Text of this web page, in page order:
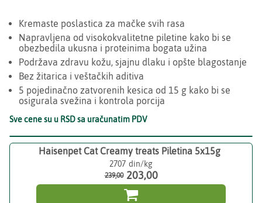
Kremaste poslastica za mačke svih rasa
Napravljena od visokokvalitetne piletine kako bi se
obezbedila ukusna i proteinima bogata užina
Podržava zdravu kožu, sjajnu dlaku i opšte blagostanje
Bez žitarica i veštačkih aditiva
5 pojedinačno zatvorenih kesica od 15 g kako bi se
osigurala svežina i kontrola porcija
Sve cene su u RSD sa uračunatim PDV
Haisenpet Cat Creamy treats Piletina 5x15g
2707
239,00 203,00
